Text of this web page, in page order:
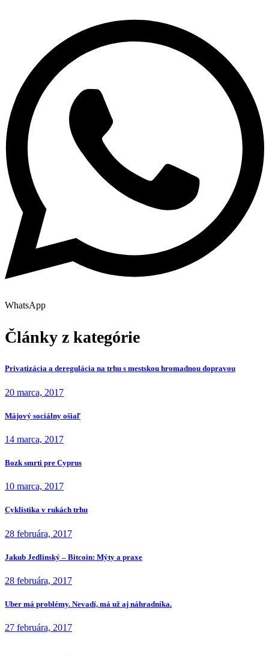
WhatsApp
Články z kategórie
Privatizácia a deregulácia na trhu s mestskou hromadnou dopravou
20 marca, 2017
Májový sociálny ošiaľ
14 marca, 2017
Bozk smrti pre Cyprus
10 marca, 2017
Cyklistika v rukách trhu
28 februára, 2017
Jakub Jedlinský – Bitcoin: Mýty a praxe
28 februára, 2017
Uber má problémy. Nevadí, má už aj náhradníka.
27 februára, 2017